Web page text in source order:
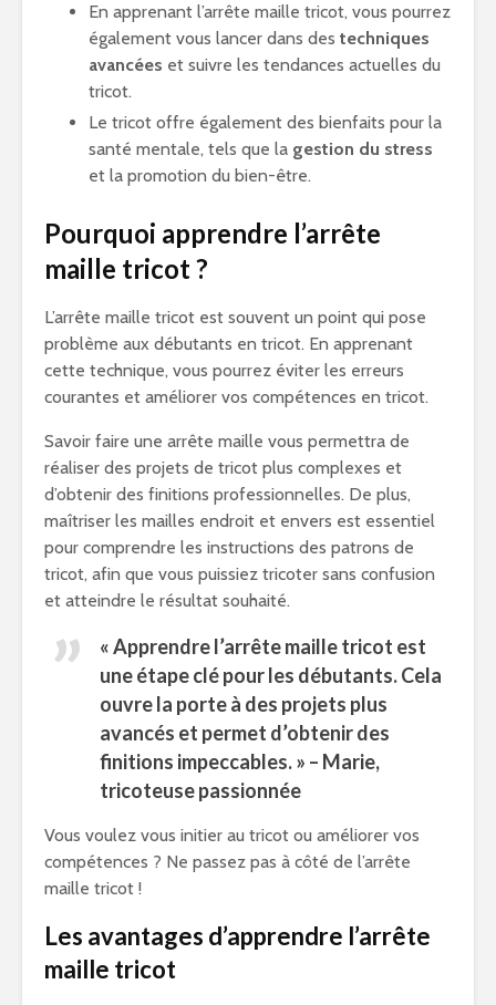
En apprenant l’arrête maille tricot, vous pourrez
également vous lancer dans des techniques
avancées et suivre les tendances actuelles du
tricot.
Le tricot offre également des bienfaits pour la
santé mentale, tels que la gestion du stress
et la promotion du bien-être.
Pourquoi apprendre l’arrête
maille tricot ?
L’arrête maille tricot est souvent un point qui pose
problème aux débutants en tricot. En apprenant
cette technique, vous pourrez éviter les erreurs
courantes et améliorer vos compétences en tricot.
Savoir faire une arrête maille vous permettra de
réaliser des projets de tricot plus complexes et
d’obtenir des finitions professionnelles. De plus,
maîtriser les mailles endroit et envers est essentiel
pour comprendre les instructions des patrons de
tricot, afin que vous puissiez tricoter sans confusion
et atteindre le résultat souhaité.
« Apprendre l’arrête maille tricot est
une étape clé pour les débutants. Cela
ouvre la porte à des projets plus
avancés et permet d’obtenir des
finitions impeccables. » – Marie,
tricoteuse passionnée
Vous voulez vous initier au tricot ou améliorer vos
compétences ? Ne passez pas à côté de l’arrête
maille tricot !
Les avantages d’apprendre l’arrête
maille tricot